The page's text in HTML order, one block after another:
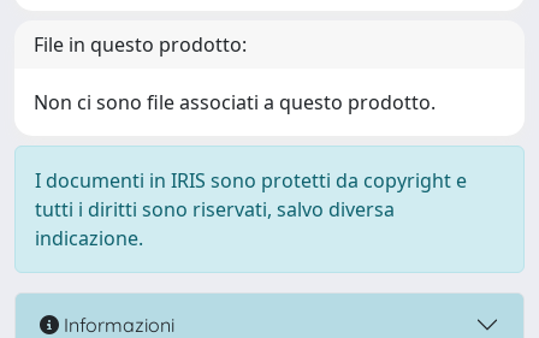
File in questo prodotto:
Non ci sono file associati a questo prodotto.
I documenti in IRIS sono protetti da copyright e
tutti i diritti sono riservati, salvo diversa
indicazione.
Informazioni